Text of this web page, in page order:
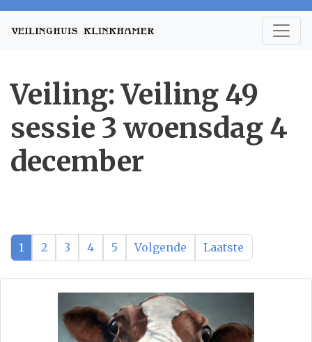
Veiling: Veiling 49
sessie 3 woensdag 4
december
1 2 3 4 5 Volgende Laatste